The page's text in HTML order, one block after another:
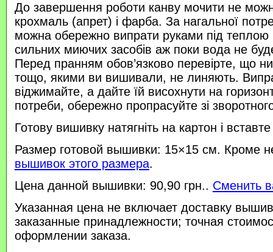
До завершення роботи канву мочити не
крохмаль (апрет) і фарба. За нагальної
можна обережно випрати руками під
сильних миючих засобів аж поки вода не
Перед пранням обов’язково перевірте, що
тощо, якими ви вишивали, не линяють.
віджимайте, а дайте їй висохнути на
потреби, обережно пропрасуйте зі
Готову вишивку натягніть на картон і
Размер готовой вышивки: 15×15 см. Кроме
вышивок этого размера.
Цена данной вышивки: 90,90 грн.. Сменить
Указанная цена не включает доставку
заказанные принадлежности; точная
оформлении заказа.